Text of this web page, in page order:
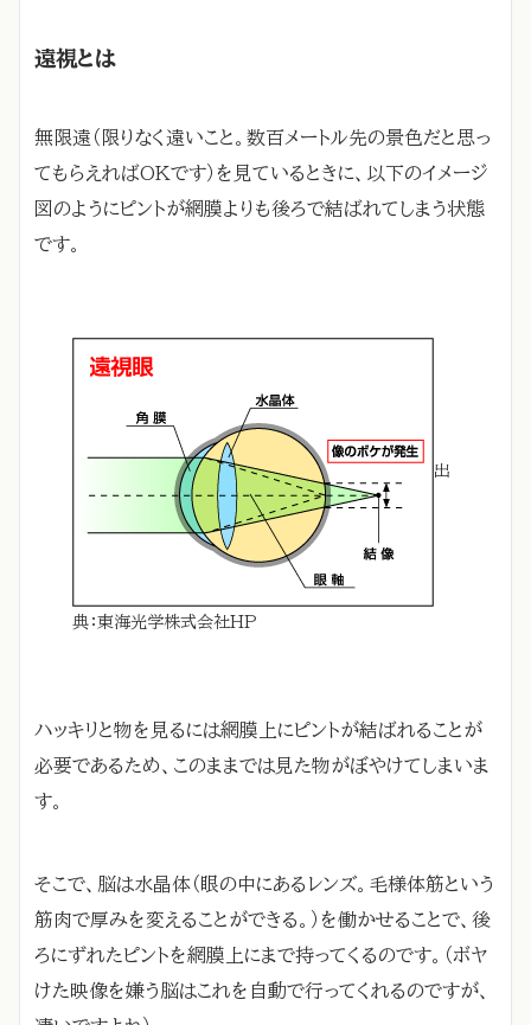
遠視とは
無限遠（限りなく遠いこと。数百メートル先の景色だと思っ
てもらえればOKです）を見ているときに、以下のイメージ
図のようにピントが網膜よりも後ろで結ばれてしまう状態
です。
出
典：東海光学株式会社HP
ハッキリと物を見るには網膜上にピントが結ばれることが
必要であるため、このままでは見た物がぼやけてしまいま
す。
そこで、脳は水晶体（眼の中にあるレンズ。毛様体筋という
筋肉で厚みを変えることができる。）を働かせることで、後
ろにずれたピントを網膜上にまで持ってくるのです。（ボヤ
けた映像を嫌う脳はこれを自動で行ってくれるのですが、